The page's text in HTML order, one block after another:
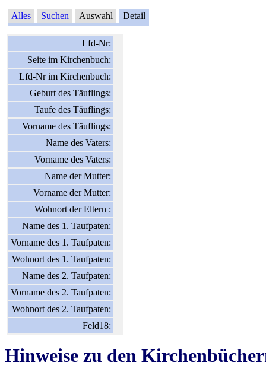
Alles Suchen Auswahl Detail
Lfd-Nr:
Seite im Kirchenbuch:
Lfd-Nr im Kirchenbuch:
Geburt des Täuflings:
Taufe des Täuflings:
Vorname des Täuflings:
Name des Vaters:
Vorname des Vaters:
Name der Mutter:
Vorname der Mutter:
Wohnort der Eltern :
Name des 1. Taufpaten:
Vorname des 1. Taufpaten:
Wohnort des 1. Taufpaten:
Name des 2. Taufpaten:
Vorname des 2. Taufpaten:
Wohnort des 2. Taufpaten:
Feld18:
Hinweise zu den